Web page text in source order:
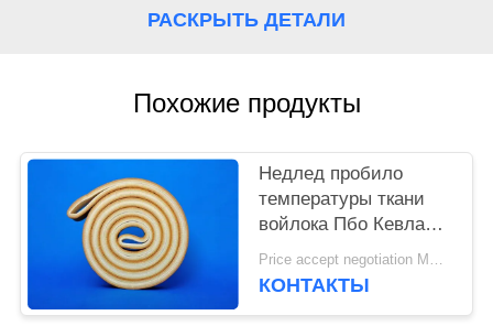
РАСКРЫТЬ ДЕТАЛИ
Похожие продукты
Недлед пробило
температуры ткани
войлока Пбо Кевлара
выдерживая высокиеPrice accept negotiation MOQ:1 квадратный метр
КОНТАКТЫ